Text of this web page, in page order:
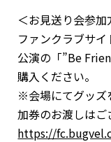
＜お見送り会参加
ファンクラブサ
公演の「”Be
購入ください。
※会場にてグッズ
加券のお渡しはご
https://